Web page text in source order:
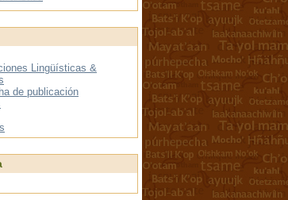
Lingüísticas &
de publicación